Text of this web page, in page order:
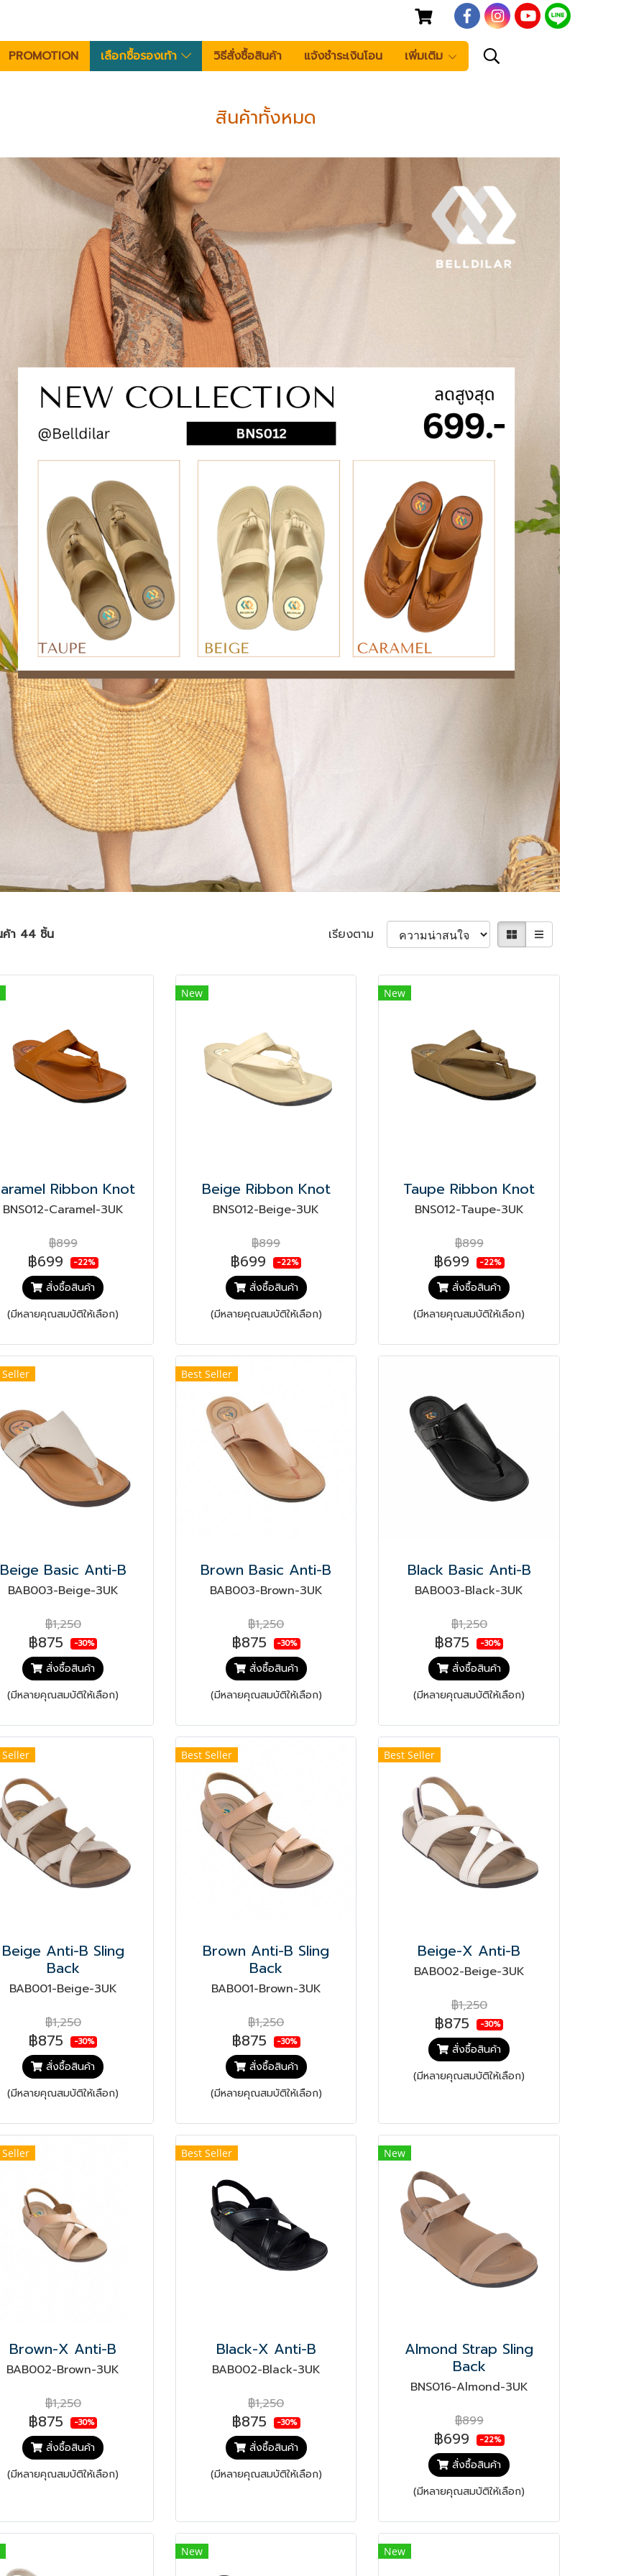
PROMOTION เลือกซื้อรองเท้า วิธีสั่งซื้อสินค้า แจ้งชำระเงินโอน เพิ่มเติม
สินค้าทั้งหมด
า 44 ชิ้น เรียงตาม
Ribbon Knot
BNS012-Caramel-3UK
฿899
฿699 -22%
สั่งซื้อสินค้า
(มีหลายคุณสมบัติให้เลือก)
New
Beige Ribbon Knot
BNS012-Beige-3UK
฿899
฿699 -22%
สั่งซื้อสินค้า
(มีหลายคุณสมบัติให้เลือก)
New
Taupe Ribbon Knot
BNS012-Taupe-3UK
฿899
฿699 -22%
สั่งซื้อสินค้า
(มีหลายคุณสมบัติให้เลือก)
Beige Basic Anti-B
BAB003-Beige-3UK
฿1,250
฿875 -30%
สั่งซื้อสินค้า
(มีหลายคุณสมบัติให้เลือก)
Best Seller
Brown Basic Anti-B
BAB003-Brown-3UK
฿1,250
฿875 -30%
สั่งซื้อสินค้า
(มีหลายคุณสมบัติให้เลือก)
Black Basic Anti-B
BAB003-Black-3UK
฿1,250
฿875 -30%
สั่งซื้อสินค้า
(มีหลายคุณสมบัติให้เลือก)
Beige Anti-B Sling
Back
BAB001-Beige-3UK
฿1,250
฿875 -30%
สั่งซื้อสินค้า
(มีหลายคุณสมบัติให้เลือก)
Best Seller
Brown Anti-B Sling
Back
BAB001-Brown-3UK
฿1,250
฿875 -30%
สั่งซื้อสินค้า
(มีหลายคุณสมบัติให้เลือก)
Best Seller
Beige-X Anti-B
BAB002-Beige-3UK
฿1,250
฿875 -30%
สั่งซื้อสินค้า
(มีหลายคุณสมบัติให้เลือก)
Brown-X Anti-B
BAB002-Brown-3UK
฿1,250
฿875 -30%
สั่งซื้อสินค้า
(มีหลายคุณสมบัติให้เลือก)
Best Seller
Black-X Anti-B
BAB002-Black-3UK
฿1,250
฿875 -30%
สั่งซื้อสินค้า
(มีหลายคุณสมบัติให้เลือก)
New
Almond Strap Sling
Back
BNS016-Almond-3UK
฿899
฿699 -22%
สั่งซื้อสินค้า
(มีหลายคุณสมบัติให้เลือก)
New New